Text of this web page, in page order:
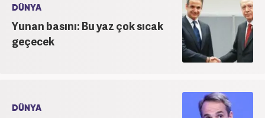
DÜNYA
Yunan basını: Bu yaz çok sıcak
geçecek
DÜNYA